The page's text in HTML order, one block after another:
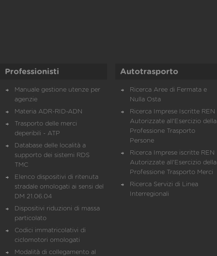
Professionisti
Manuale gestione utenze per
agenzie
Materia ADR-RID-ADN
Trasporto delle merci
deperibili - ATP
Database delle località a
supporto dei sistemi RDS
TMC
Elenco dispositivi di ritenuta
stradale omologati ai sensi del
DM 21.06.04
Dispositivi riduzioni di massa
particolato
Codici immatricolativi di
ciclomotori omologati
Modalità di collegamento al
Autotrasporto
Ricerca Aree di Fermata e
Nulla Osta
Ricerca Imprese Iscritte REN
Autorizzate all'Esercizio della
Professione Trasporto
Persone
Ricerca Imprese iscritte REN
Autorizzate all'Esercizio della
Professione Trasporto Merci
Ricerca Servizi di Linea
Interregionali